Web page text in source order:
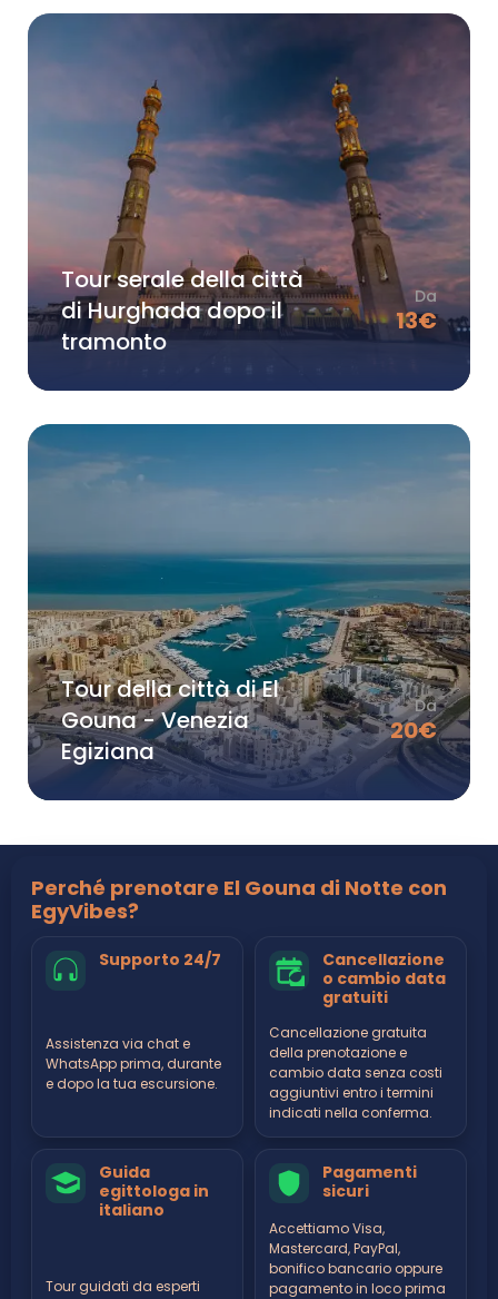
Tour serale della città
di Hurghada dopo il
tramonto
Da
13€
Tour della città di El
Gouna - Venezia
Egiziana
Da
20€
Perché prenotare El Gouna di Notte con
EgyVibes?
Supporto 24/7
Assistenza via chat e
WhatsApp prima, durante
e dopo la tua escursione.
Cancellazione
o cambio data
gratuiti
Cancellazione gratuita
della prenotazione e
cambio data senza costi
aggiuntivi entro i termini
indicati nella conferma.
Guida
egittologa in
italiano
Tour guidati da esperti
Pagamenti
sicuri
Accettiamo Visa,
Mastercard, PayPal,
bonifico bancario oppure
pagamento in loco prima